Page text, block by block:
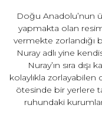
Doğu Anadolu’nun
yapmakta olan
vermekte zorlandığı
Nuray adlı yine
Nuray’ın sıra
kolaylıkla
ötesinde bir yerlere
ruhundaki